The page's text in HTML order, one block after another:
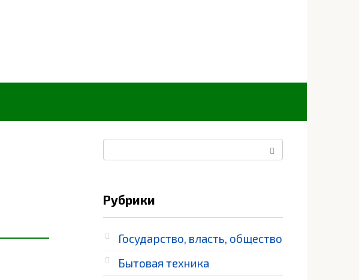
Рубрики
Государство, власть, общество
Бытовая техника